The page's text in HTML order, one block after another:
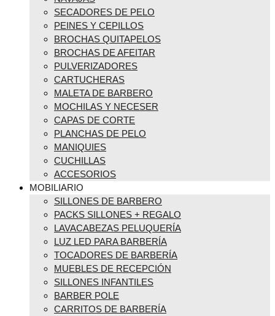
SECADORES DE PELO
PEINES Y CEPILLOS
BROCHAS QUITAPELOS
BROCHAS DE AFEITAR
PULVERIZADORES
CARTUCHERAS
MALETA DE BARBERO
MOCHILAS Y NECESER
CAPAS DE CORTE
PLANCHAS DE PELO
MANIQUIES
CUCHILLAS
ACCESORIOS
MOBILIARIO
SILLONES DE BARBERO
PACKS SILLONES + REGALO
LAVACABEZAS PELUQUERÍA
LUZ LED PARA BARBERÍA
TOCADORES DE BARBERÍA
MUEBLES DE RECEPCIÓN
SILLONES INFANTILES
BARBER POLE
CARRITOS DE BARBERÍA